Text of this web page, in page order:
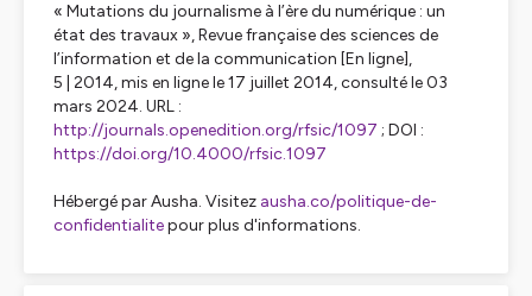
« Mutations du journalisme à l’ère du numérique : un
état des travaux »,Revue française des sciences de
l’information et de la communication [En ligne],
5 | 2014, mis en ligne le 17 juillet 2014, consulté le 03
mars 2024. URL :
http://journals.openedition.org/rfsic/1097 ; DOI :
https://doi.org/10.4000/rfsic.1097
Hébergé par Ausha. Visitez ausha.co/politique-de-
confidentialitepour plus d'informations.